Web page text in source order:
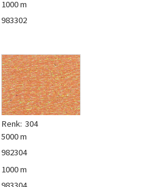
1000 m
983302
Renk: 304
5000 m
982304
1000 m